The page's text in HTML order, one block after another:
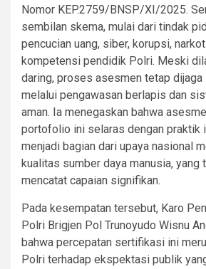
Nomor KEP.2759/BNSP/XI/2025.
sembilan skema, mulai dari tindak
pencucian uang, siber, korupsi,
kompetensi pendidik Polri. Meski
daring, proses asesmen tetap
melalui pengawasan berlapis dan
aman. Ia menegaskan bahwa
portofolio ini selaras dengan praktik
menjadi bagian dari upaya nasional
kualitas sumber daya manusia, yang
mencatat capaian signifikan.
Pada kesempatan tersebut, Karo
Polri Brigjen Pol Trunoyudo Wisnu
bahwa percepatan sertifikasi ini
Polri terhadap ekspektasi publik